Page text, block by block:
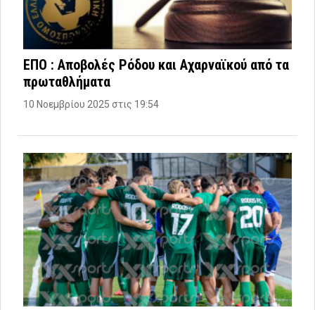
ΕΠΟ : Αποβολές Ρόδου και Αχαρναϊκού από τα
πρωταθλήματα
10 Νοεμβρίου 2025 στις 19:54